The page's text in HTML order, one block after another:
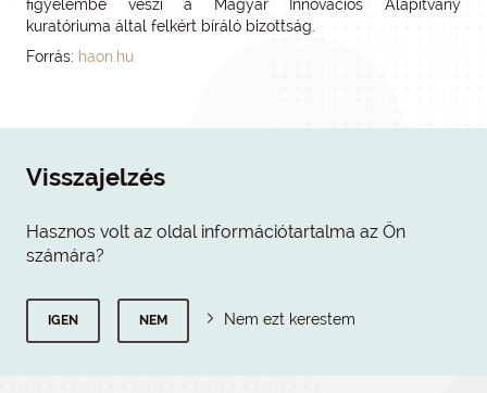
figyelembe veszi a Magyar Innovációs Alapítvány
kuratóriuma által felkért bíráló bizottság.
Forrás: haon.hu
Visszajelzés
Hasznos volt az oldal információtartalma az Ön
számára?
IGEN NEM Nem ezt kerestem